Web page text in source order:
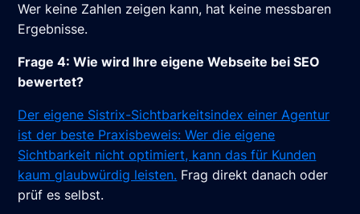
Wer keine Zahlen zeigen kann, hat keine messbaren
Ergebnisse.
Frage 4: Wie wird Ihre eigene Webseite bei SEO
bewertet?
Der eigene Sistrix-Sichtbarkeitsindex einer Agentur
ist der beste Praxisbeweis: Wer die eigene
Sichtbarkeit nicht optimiert, kann das für Kunden
kaum glaubwürdig leisten. Frag direkt danach oder
prüf es selbst.